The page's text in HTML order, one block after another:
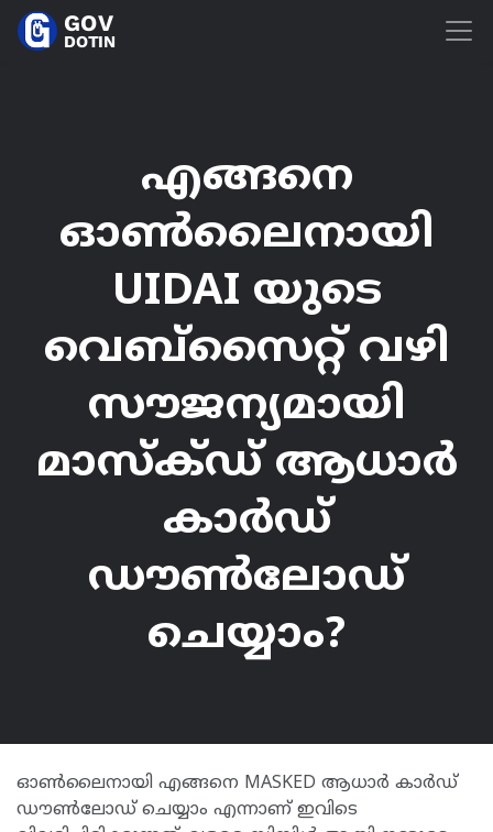
എങ്ങനെ
ഓൺലൈനായി
UIDAI യുടെ
വെബ്സൈറ്റ് വഴി
സൗജന്യമായി
മാസ്ക്ഡ് ആധാർ
കാർഡ്
ഡൗൺലോഡ്
ചെയ്യാം?
ഓൺലൈനായി എങ്ങനെ MASKED ആധാർ കാർഡ്
ഡൗൺലോഡ് ചെയ്യാം എന്നാണ് ഇവിടെ